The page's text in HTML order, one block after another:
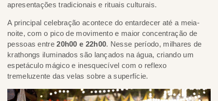
apresentações tradicionais e rituais culturais.
A principal celebração acontece do entardecer até a meia-
noite, com o pico de movimento e maior concentração de
pessoas entre20h00 e 22h00. Nesse período, milhares de
krathongs iluminados são lançados na água, criando um
espetáculo mágico e inesquecível com o reflexo
tremeluzente das velas sobre a superfície.